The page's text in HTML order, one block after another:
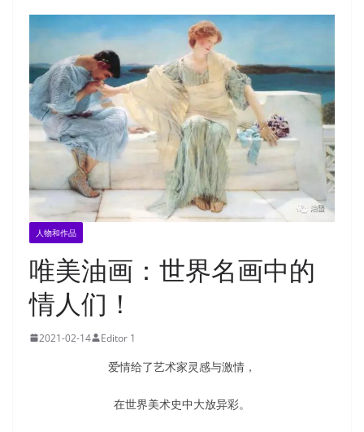
人物和作品
唯美油画：世界名画中的
情人们！
2021-02-14 Editor 1
爱情给了艺术家灵感与激情，
在世界美术史中大放异彩。